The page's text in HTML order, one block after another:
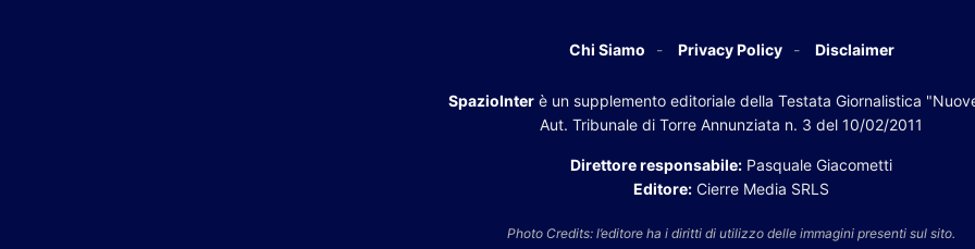
Chi Siamo Privacy Policy Disclaimer
SpazioInterè un supplemento editoriale della Testata Giornalistica
Aut. Tribunale di Torre Annunziata n. 3 del 10/02/2011
Direttore responsabile: Pasquale Giacometti
Editore: Cierre Media SRLS
Photo Credits: l’editore ha i diritti di utilizzo delle immagini presenti sul sito.